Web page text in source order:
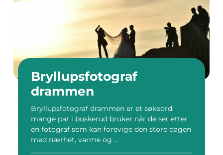
Bryllupsfotograf
drammen
Bryllupsfotograf drammen er et søkeord
mange par i buskerud bruker når de ser etter
en fotograf som kan forevige den store dagen
med nærhet, varme og ...